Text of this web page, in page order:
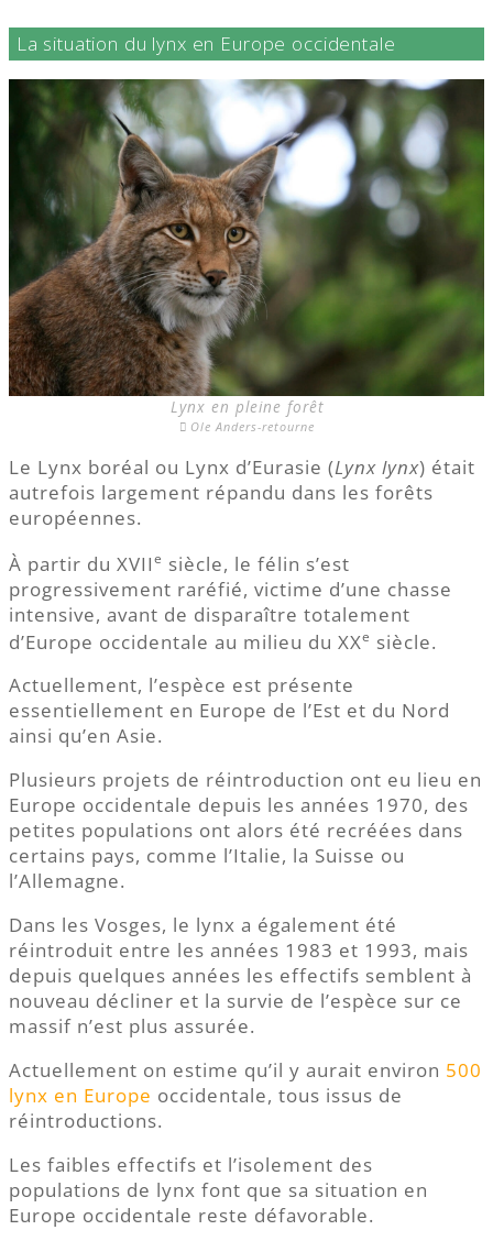
La situation du lynx en Europe occidentale
Lynx en pleine forêt
Ole Anders-retourne
Le Lynx boréal ou Lynx d’Eurasie (Lynx lynx) était
autrefois largement répandu dans les forêts
européennes.
À partir du XVIIe siècle, le félin s’est
progressivement raréfié, victime d’une chasse
intensive, avant de disparaître totalement
d’Europe occidentale au milieu du XXe siècle.
Actuellement, l’espèce est présente
essentiellement en Europe de l’Est et du Nord
ainsi qu’en Asie.
Plusieurs projets de réintroduction ont eu lieu en
Europe occidentale depuis les années 1970, des
petites populations ont alors été recréées dans
certains pays, comme l’Italie, la Suisse ou
l’Allemagne.
Dans les Vosges, le lynx a également été
réintroduit entre les années 1983 et 1993, mais
depuis quelques années les effectifs semblent à
nouveau décliner et la survie de l’espèce sur ce
massif n’est plus assurée.
Actuellement on estime qu’il y aurait environ 500
lynx en Europe occidentale, tous issus de
réintroductions.
Les faibles effectifs et l’isolement des
populations de lynx font que sa situation en
Europe occidentale reste défavorable.